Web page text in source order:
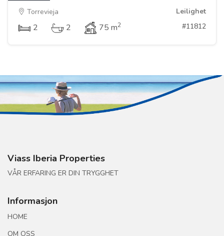
Torrevieja
Leilighet
2 2 75 m2 #11812
Viass Iberia Properties
VÅR ERFARING ER DIN TRYGGHET
Informasjon
HOME
OM OSS